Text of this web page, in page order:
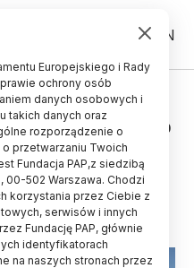
PL EN
Śląskiego
kosmosu
Europejskiego i Rady
ochrony osób
danych osobowych i
takich danych oraz
rozporządzenie o
przetwarzaniu Twoich
Fundacja PAP,z siedzibą
00-502 Warszawa. Chodzi
korzystania przez Ciebie z
serwisów i innych
Fundację PAP, głównie
identyfikatorach
na naszych stronach przez